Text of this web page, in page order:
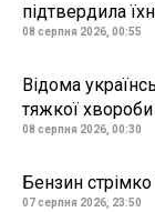
підтвердила
08 серпня 2026, 00:55
Відома
тяжкої хвороби
08 серпня 2026, 00:30
Бензин
07 серпня 2026, 23:50